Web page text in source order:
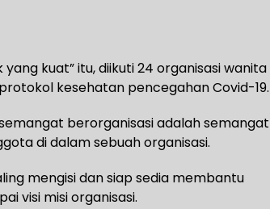
kuat” itu, diikuti 24 organisasi wanita
kesehatan pencegahan Covid-19.
berorganisasi adalah semangat
di dalam sebuah organisasi.
mengisi dan siap sedia membantu
visi misi organisasi.